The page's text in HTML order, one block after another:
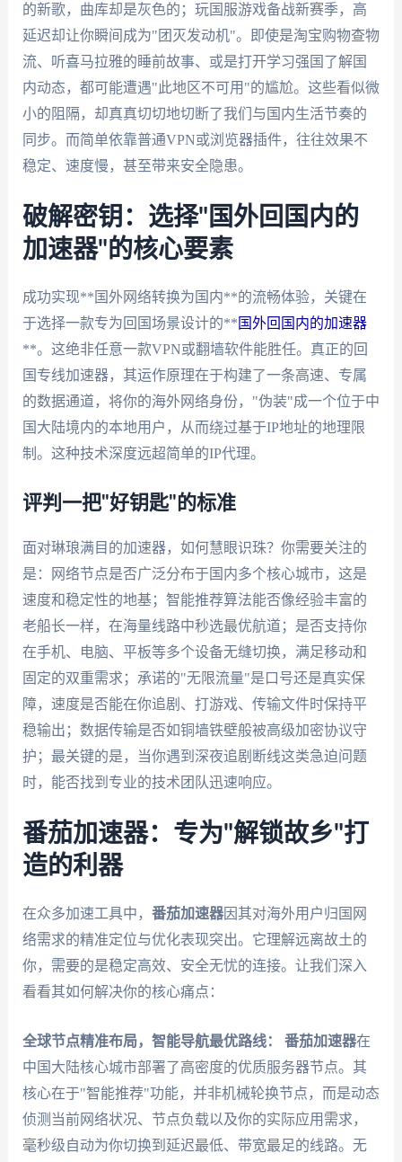
的新歌，曲库却是灰色的；玩国服游戏备战新赛季，高
延迟却让你瞬间成为"团灭发动机"。即使是淘宝购物查物
流、听喜马拉雅的睡前故事、或是打开学习强国了解国
内动态，都可能遭遇"此地区不可用"的尴尬。这些看似微
小的阻隔，却真真切切地切断了我们与国内生活节奏的
同步。而简单依靠普通VPN或浏览器插件，往往效果不
稳定、速度慢，甚至带来安全隐患。
破解密钥：选择"国外回国内的
加速器"的核心要素
成功实现**国外网络转换为国内**的流畅体验，关键在
于选择一款专为回国场景设计的** 国外回国内的加速器
**。这绝非任意一款VPN或翻墙软件能胜任。真正的回
国专线加速器，其运作原理在于构建了一条高速、专属
的数据通道，将你的海外网络身份，"伪装"成一个位于中
国大陆境内的本地用户，从而绕过基于IP地址的地理限
制。这种技术深度远超简单的IP代理。
评判一把"好钥匙"的标准
面对琳琅满目的加速器，如何慧眼识珠？你需要关注的
是：网络节点是否广泛分布于国内多个核心城市，这是
速度和稳定性的地基；智能推荐算法能否像经验丰富的
老船长一样，在海量线路中秒选最优航道；是否支持你
在手机、电脑、平板等多个设备无缝切换，满足移动和
固定的双重需求；承诺的"无限流量"是口号还是真实保
障，速度是否能在你追剧、打游戏、传输文件时保持平
稳输出；数据传输是否如铜墙铁壁般被高级加密协议守
护；最关键的是，当你遇到深夜追剧断线这类急迫问题
时，能否找到专业的技术团队迅速响应。
番茄加速器：专为"解锁故乡"打
造的利器
在众多加速工具中， 番茄加速器因其对海外用户归国网
络需求的精准定位与优化表现突出。它理解远离故土的
你，需要的是稳定高效、安全无忧的连接。让我们深入
看看其如何解决你的核心痛点：
全球节点精准布局，智能导航最优路线： 番茄加速器在
中国大陆核心城市部署了高密度的优质服务器节点。其
核心在于"智能推荐"功能，并非机械轮换节点，而是动态
侦测当前网络状况、节点负载以及你的实际应用需求，
毫秒级自动为你切换到延迟最低、带宽最足的线路。无